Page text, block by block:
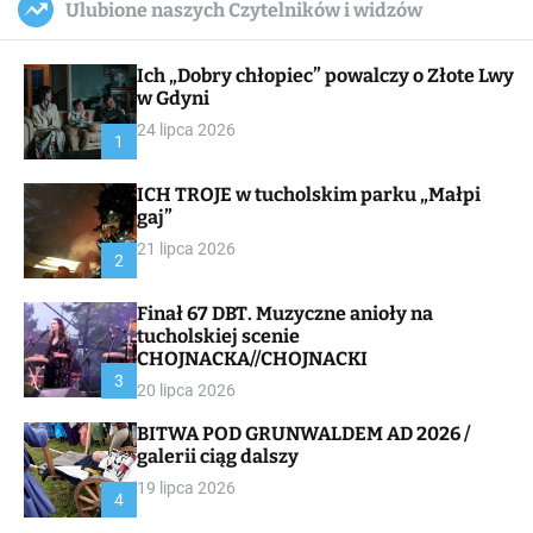
c
a
a
s
W
i
e
l
c
Ulubione naszych Czytelników i widzów
1
Ich „Dobry chłopiec” powalczy o Złote Lwy
w Gdyni
24 lipca 2026
2
ICH TROJE w tucholskim parku „Małpi
gaj”
21 lipca 2026
3
Finał 67 DBT. Muzyczne anioły na
tucholskiej scenie
CHOJNACKA//CHOJNACKI
20 lipca 2026
4
BITWA POD GRUNWALDEM AD 2026 /
galerii ciąg dalszy
19 lipca 2026